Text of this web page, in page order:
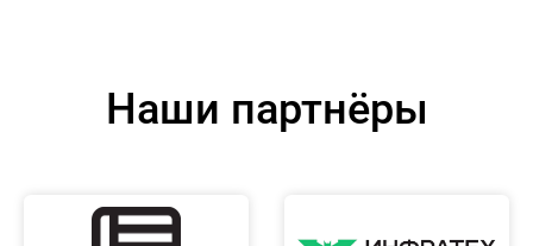
Наши партнёры